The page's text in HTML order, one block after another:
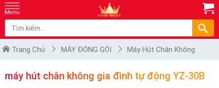
Trang Chủ MÁY ĐÓNG GÓI Máy Hút Chân Không
máy hút chân không gia đình tự động YZ-30B